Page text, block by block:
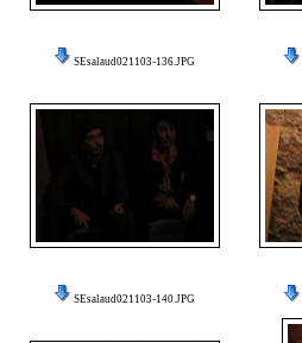
SEsalaud021103-136.JPG
SEsalaud021103-140.JPG